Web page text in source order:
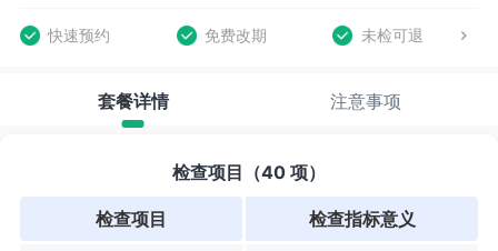
快速预约 免费改期 未检可退
套餐详情 注意事项
检查项目（40 项）
检查项目 检查指标意义